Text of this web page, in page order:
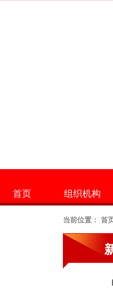
首页 组织机构
当前位置： 首